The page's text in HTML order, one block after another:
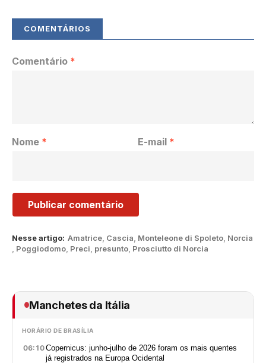
Nesse artigo: Amatrice Cascia Monteleone di Spoleto Norcia
Poggiodomo Preci presunto Prosciutto di Norcia
Comentário *
Nome * E-mail *
Manchetes da Itália
HORÁRIO DE BRASÍLIA
06:10Copernicus: junho-julho de 2026 foram os mais quentes
já registrados na Europa Ocidental